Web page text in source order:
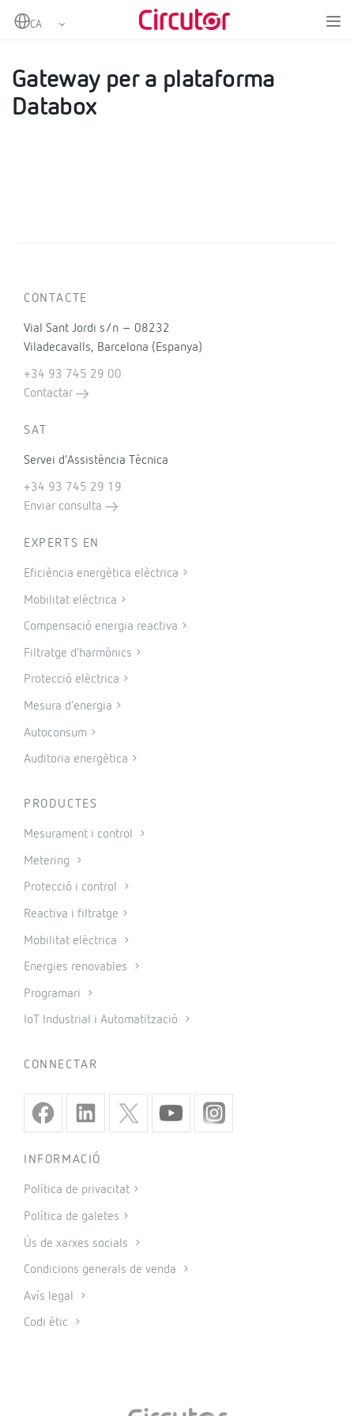
Home
Datalogger EMS i Embeguts SCADA
Gateway per a plataforma
Databox
CONTACTE
Vial Sant Jordi s/n – 08232
Viladecavalls, Barcelona (Espanya)
+34 93 745 29 00
Contactar
SAT
Servei d’Assistència Tècnica
+34 93 745 29 19
Enviar consulta
EXPERTS EN
Eficiència energètica elèctrica
Mobilitat elèctrica
Compensació energia reactiva
Filtratge d’harmònics
Protecció elèctrica
Mesura d’energia
Autoconsum
Auditoria energètica
PRODUCTES
Mesurament i control
Metering
Protecció i control
Reactiva i filtratge
Mobilitat elèctrica
Energies renovables
Programari
IoT Industrial i Automatització
CONNECTAR
INFORMACIÓ
Política de privacitat
Política de galetes
Ús de xarxes socials
Condicions generals de venda
Avís legal
Codi ètic